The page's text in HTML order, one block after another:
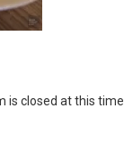
is closed at this time.